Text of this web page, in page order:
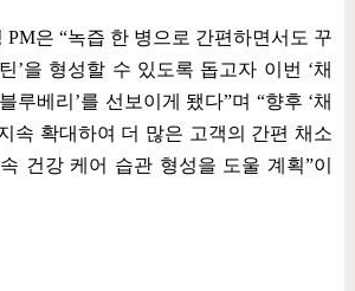
PM은 “녹즙 한 병으로 간편하면서도 꾸
’을 형성할 수 있도록 돕고자 이번 ‘채
블루베리 ’를 선보이게 됐다”며 “향후 ‘채
속 확대하여 더 많은 고객의 간편 채소
건강 케어 습관 형성을 도울 계획”이